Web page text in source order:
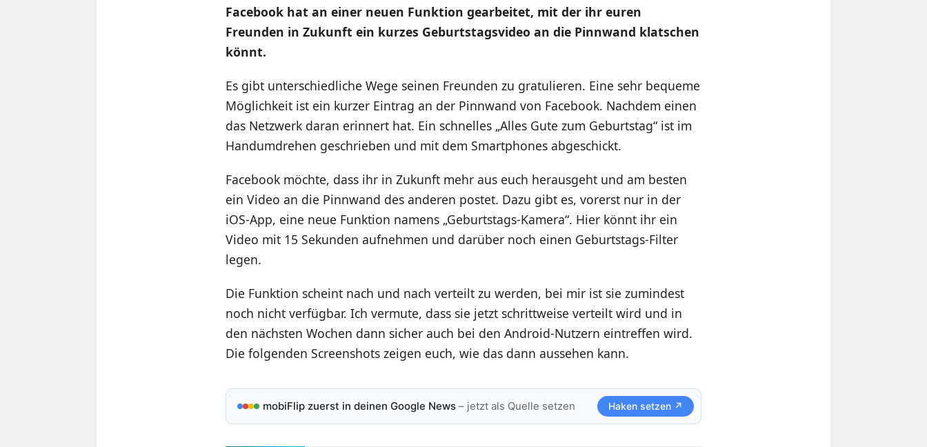
Facebook hat an einer neuen Funktion gearbeitet, mit der ihr euren
Freunden in Zukunft ein kurzes Geburtstagsvideo an die Pinnwand klatschen
könnt.
Es gibt unterschiedliche Wege seinen Freunden zu gratulieren. Eine sehr bequeme
Möglichkeit ist ein kurzer Eintrag an der Pinnwand von Facebook. Nachdem einen
das Netzwerk daran erinnert hat. Ein schnelles „Alles Gute zum Geburtstag“ ist im
Handumdrehen geschrieben und mit dem Smartphones abgeschickt.
Facebook möchte, dass ihr in Zukunft mehr aus euch herausgeht und am besten
ein Video an die Pinnwand des anderen postet. Dazu gibt es, vorerst nur in der
iOS-App, eine neue Funktion namens „Geburtstags-Kamera“. Hier könnt ihr ein
Video mit 15 Sekunden aufnehmen und darüber noch einen Geburtstags-Filter
legen.
Die Funktion scheint nach und nach verteilt zu werden, bei mir ist sie zumindest
noch nicht verfügbar. Ich vermute, dass sie jetzt schrittweise verteilt wird und in
den nächsten Wochen dann sicher auch bei den Android-Nutzern eintreffen wird.
Die folgenden Screenshots zeigen euch, wie das dann aussehen kann.
mobiFlip zuerst in deinen Google News– jetzt als Quelle setzen Haken setzen ↗